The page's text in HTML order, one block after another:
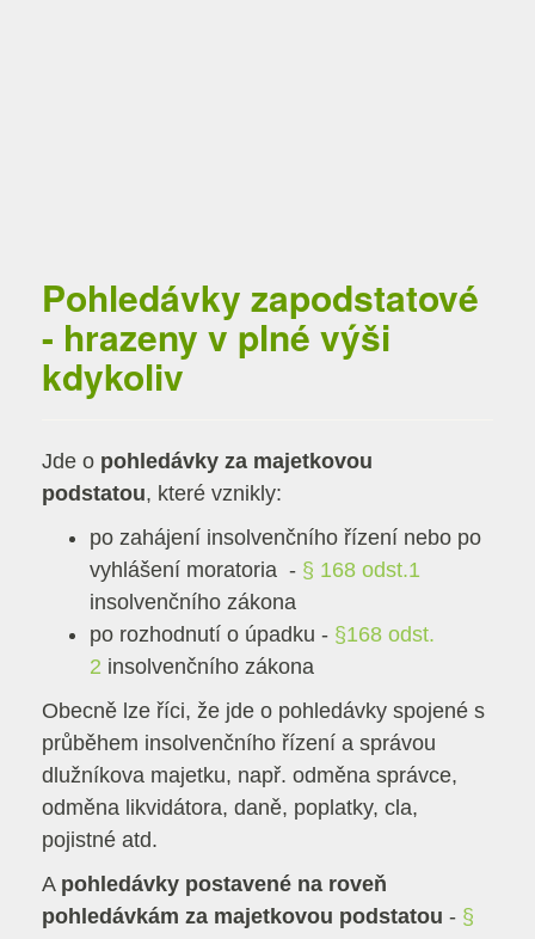
Pohledávky zapodstatové
- hrazeny v plné výši
kdykoliv
Jde o pohledávky za majetkovou
podstatou, které vznikly:
po zahájení insolvenčního řízení nebo po
vyhlášení moratoria - § 168 odst.1
insolvenčního zákona
po rozhodnutí o úpadku - §168 odst.
2 insolvenčního zákona
Obecně lze říci, že jde o pohledávky spojené s
průběhem insolvenčního řízení a správou
dlužníkova majetku, např. odměna správce,
odměna likvidátora, daně, poplatky, cla,
pojistné atd.
A pohledávky postavené na roveň
pohledávkám za majetkovou podstatou - §